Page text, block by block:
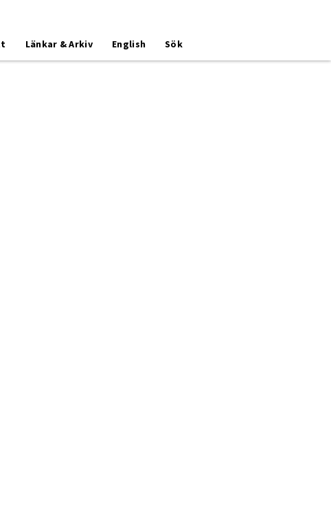
Länkar & Arkiv English Sök